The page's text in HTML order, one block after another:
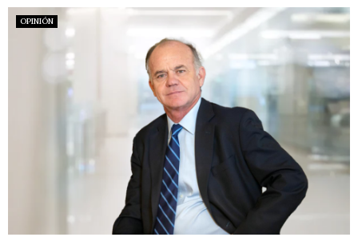
OPINIÓN